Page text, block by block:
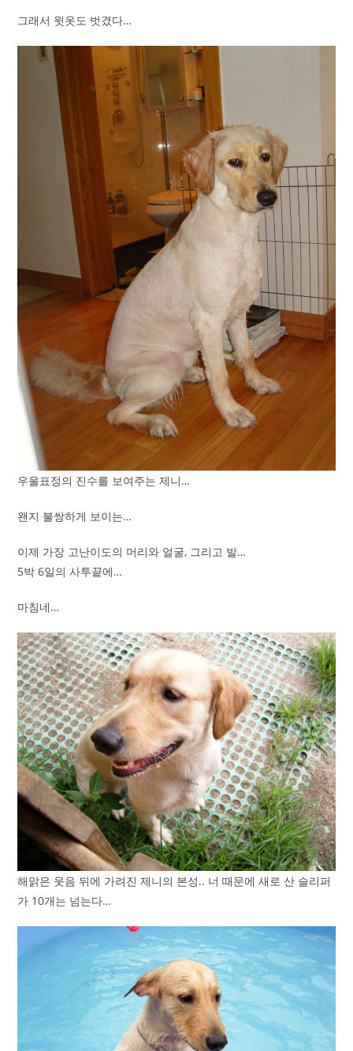
그래서 윗옷도 벗겼다…
우울표정의 진수를 보여주는 제니…
왠지 불쌍하게 보이는…
이제 가장 고난이도의 머리와 얼굴, 그리고 발…
5박 6일의 사투끝에…
마침네…
해맑은 웃음 뒤에 가려진 제니의 본성.. 너 때문에 새로 산 슬리퍼
가 10개는 넘는다…